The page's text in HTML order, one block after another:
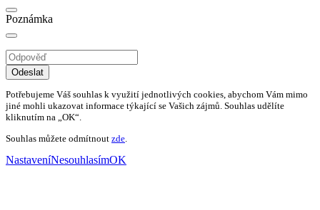
Poznámka
Odeslat
Potřebujeme Váš souhlas k využití jednotlivých cookies, abychom Vám mimo
jiné mohli ukazovat informace týkající se Vašich zájmů. Souhlas udělíte
kliknutím na „OK“.
Souhlas můžete odmítnout zde
NastaveníNesouhlasímOK